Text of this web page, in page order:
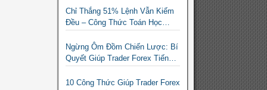
Chỉ Thắng 51% Lệnh Vẫn Kiếm
Đều – Công Thức Toán Học
Thắng Nhiều Lệnh
Ngừng Ôm Đồm Chiến Lược: Bí
Quyết Giúp Trader Forex Tiến
10 Công Thức Giúp Trader Forex